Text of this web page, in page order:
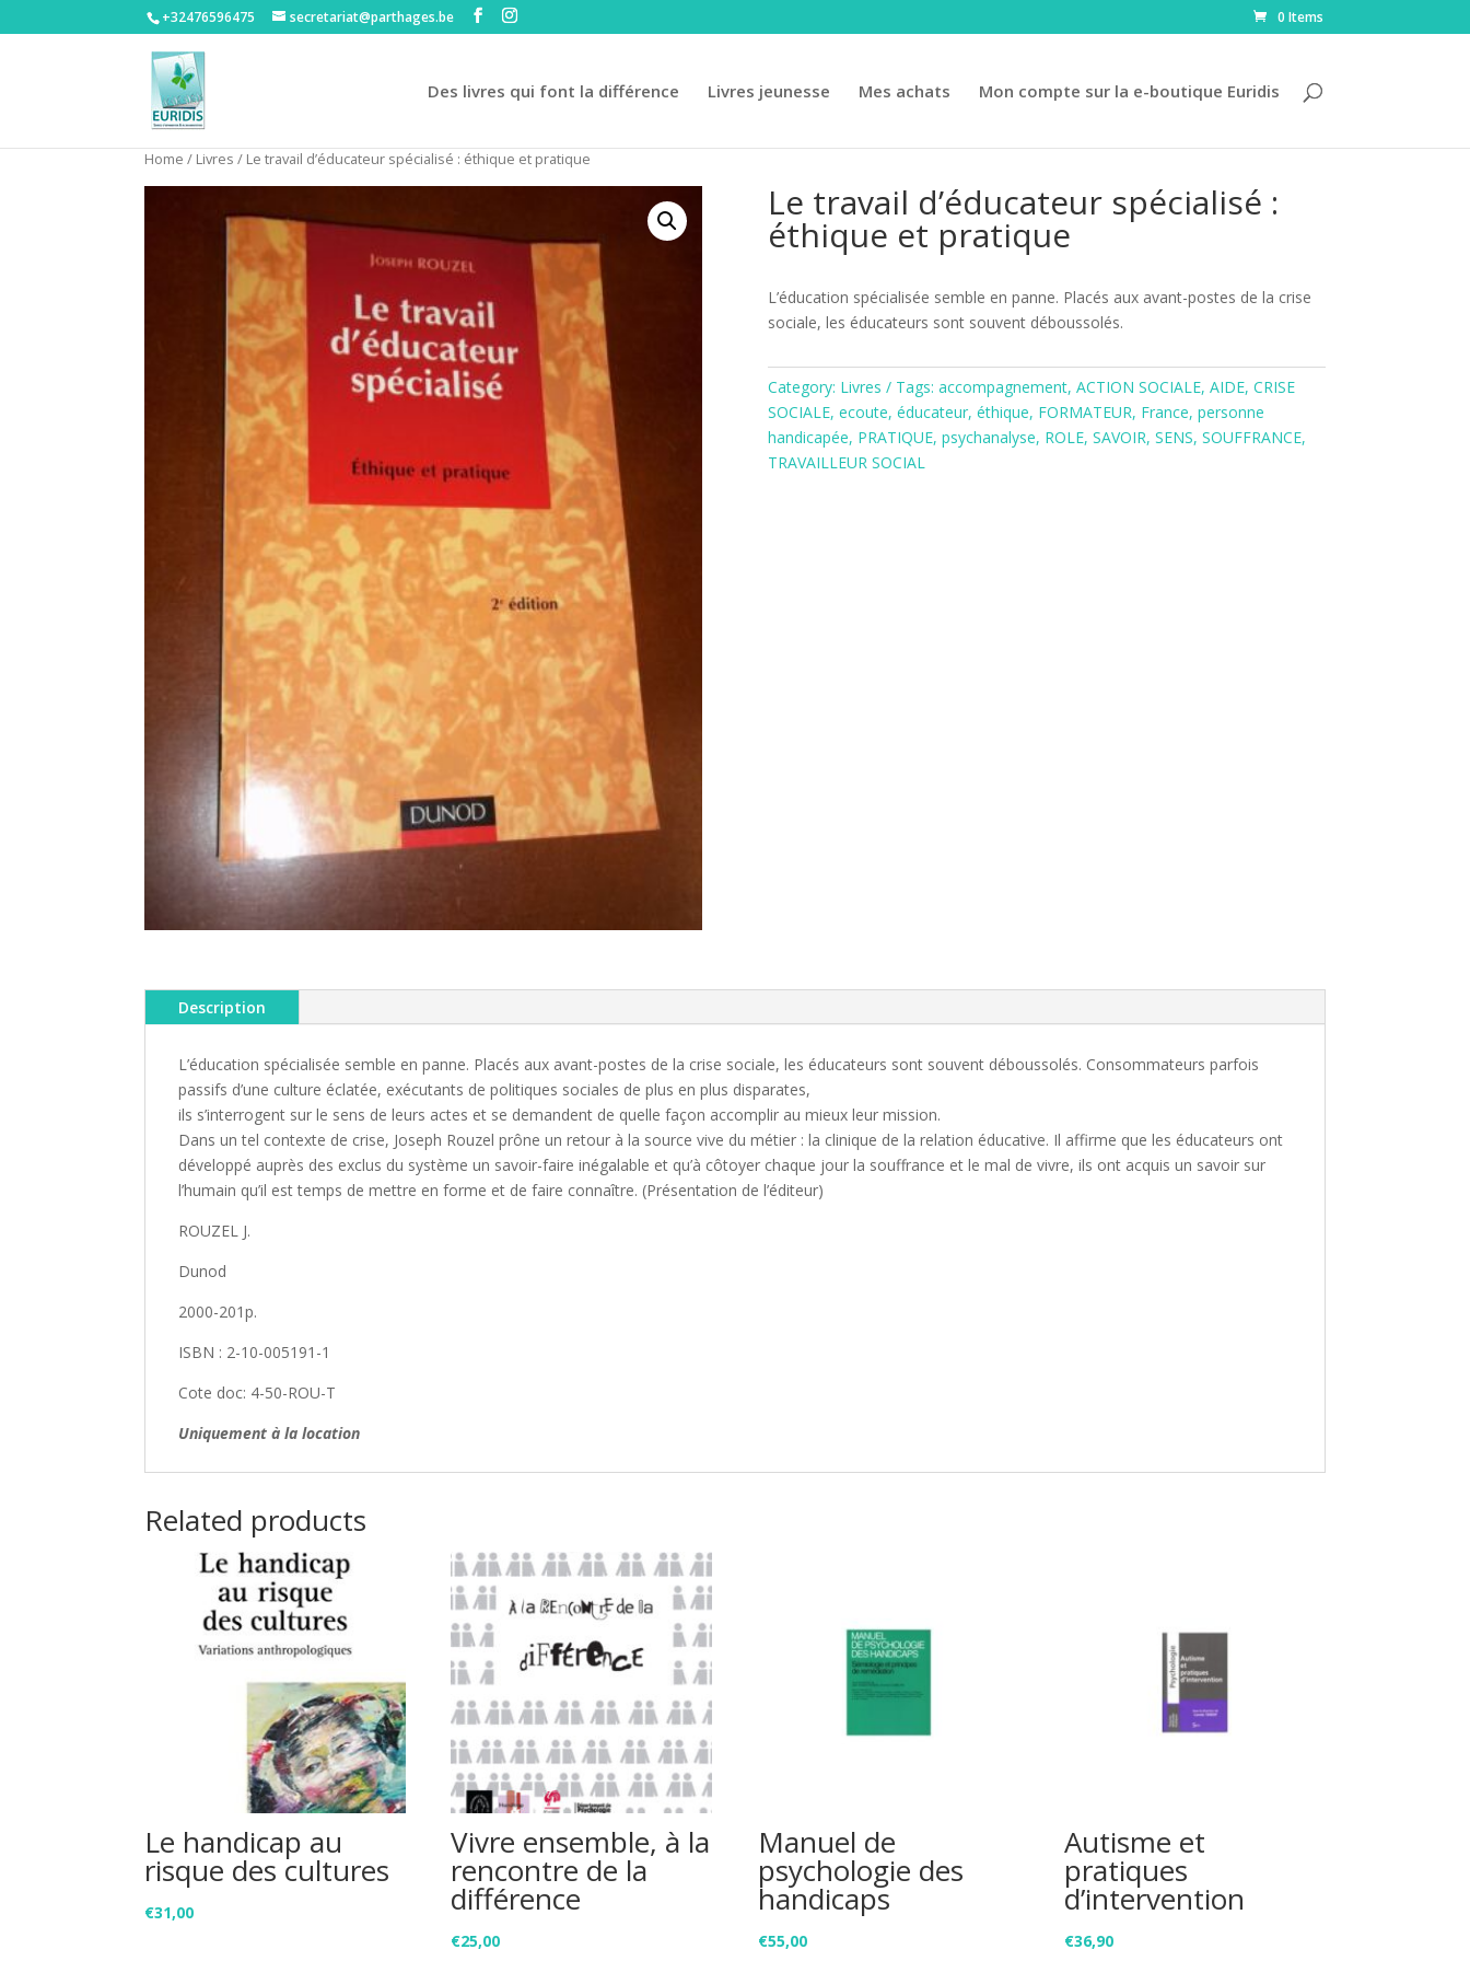
+32476596475‬ secretariat@parthages.be 0 Items
Des livres qui font la différence Livres jeunesse Mes achats Mon compte sur la e-boutique Euridis
Home / Livres / Le travail d’éducateur spécialisé : éthique et pratique
Le travail d’éducateur spécialisé :
éthique et pratique
L’éducation spécialisée semble en panne. Placés aux avant-postes de la crise
sociale, les éducateurs sont souvent déboussolés.
Category: Livres Tags: accompagnement, ACTION SOCIALE, AIDE, CRISE
SOCIALE, ecoute, éducateur, éthique, FORMATEUR, France, personne
handicapée, PRATIQUE, psychanalyse, ROLE, SAVOIR, SENS, SOUFFRANCE,
TRAVAILLEUR SOCIAL
Description
L’éducation spécialisée semble en panne. Placés aux avant-postes de la crise sociale, les éducateurs sont souvent déboussolés. Consommateurs parfois
passifs d’une culture éclatée, exécutants de politiques sociales de plus en plus disparates,
ils s’interrogent sur le sens de leurs actes et se demandent de quelle façon accomplir au mieux leur mission.
Dans un tel contexte de crise, Joseph Rouzel prône un retour à la source vive du métier : la clinique de la relation éducative. Il affirme que les éducateurs ont
développé auprès des exclus du système un savoir-faire inégalable et qu’à côtoyer chaque jour la souffrance et le mal de vivre, ils ont acquis un savoir sur
l’humain qu’il est temps de mettre en forme et de faire connaître. (Présentation de l’éditeur)
ROUZEL J.
Dunod
2000-201p.
ISBN : 2-10-005191-1
Cote doc: 4-50-ROU-T
Uniquement à la location
Related products
Le handicap au
risque des cultures
€31,00
Vivre ensemble, à la
rencontre de la
différence
€25,00
Manuel de
psychologie des
handicaps
€55,00
Autisme et
pratiques
d’intervention
€36,90